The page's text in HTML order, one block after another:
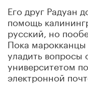
Его друг Радуан
помощь
русский, но
Пока
уладить вопросы
университетом
электронной